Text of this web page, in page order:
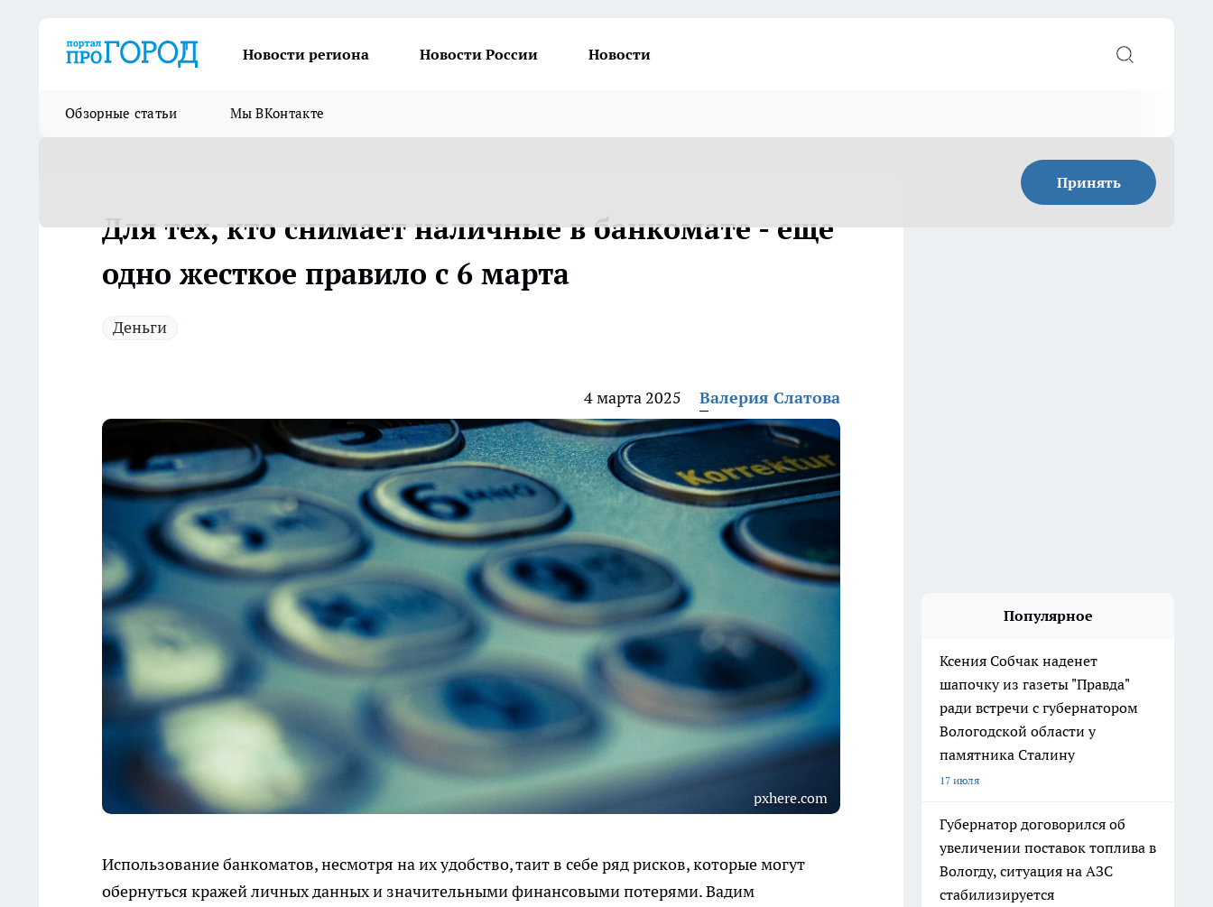
Новости региона Новости России Новости
Обзорные статьи Мы ВКонтакте
Принять
Для тех, кто снимает наличные в банкомате - еще
одно жесткое правило с 6 марта
Деньги
4 марта 2025 Валерия Слатова
pxhere.com
Использование банкоматов, несмотря на их удобство, таит в себе ряд рисков, которые могут
обернуться кражей личных данных и значительными финансовыми потерями. Вадим
Популярное
Ксения Собчак наденет
шапочку из газеты "Правда"
ради встречи с губернатором
Вологодской области у
памятника Сталину
17 июля
Губернатор договорился об
увеличении поставок топлива в
Вологду, ситуация на АЗС
стабилизируется